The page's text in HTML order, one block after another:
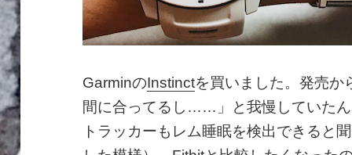
GarminのInstinctを買いました。発売か
間に合ってるし……」と我慢していた
トラッカーもレム睡眠を検出できると